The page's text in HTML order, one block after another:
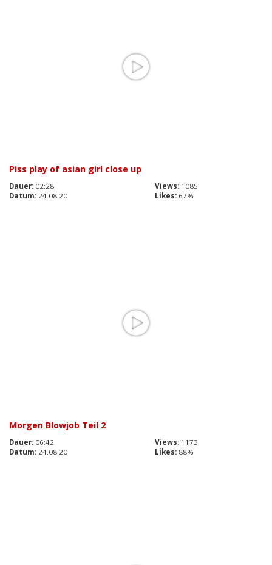
Piss play of asian girl close up
Dauer: 02:28 Views: 1085
Datum: 24.08.20 Likes: 67%
Morgen Blowjob Teil 2
Dauer: 06:42 Views: 1173
Datum: 24.08.20 Likes: 88%